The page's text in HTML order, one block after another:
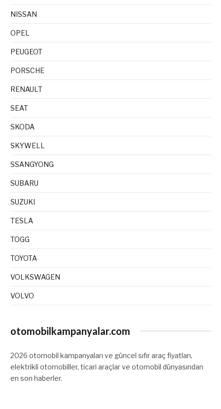
NISSAN
OPEL
PEUGEOT
PORSCHE
RENAULT
SEAT
SKODA
SKYWELL
SSANGYONG
SUBARU
SUZUKI
TESLA
TOGG
TOYOTA
VOLKSWAGEN
VOLVO
otomobilkampanyalar.com
2026 otomobil kampanyaları ve güncel sıfır araç fiyatları,
elektrikli otomobiller, ticari araçlar ve otomobil dünyasından
en son haberler.